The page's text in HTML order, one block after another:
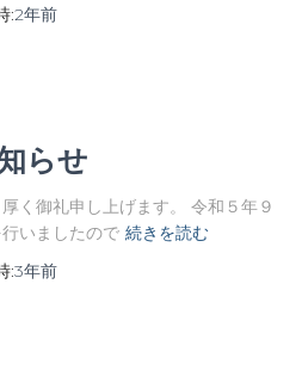
:2年前
らせ
く御礼申し上げます。 令和５年９
いましたので 続きを読む
:3年前